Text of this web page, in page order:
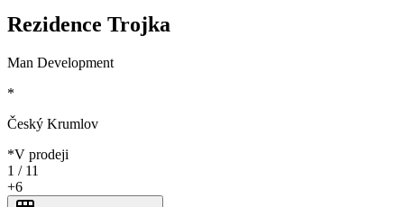
Rezidence Trojka
Man Development
*
Český Krumlov
*V prodeji
1 / 11
+6